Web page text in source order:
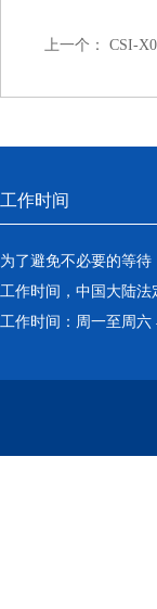
上一个： CSI-
工作时间
为了避免不必要的等
工作时间，中国大陆法
工作时间：周一至周六